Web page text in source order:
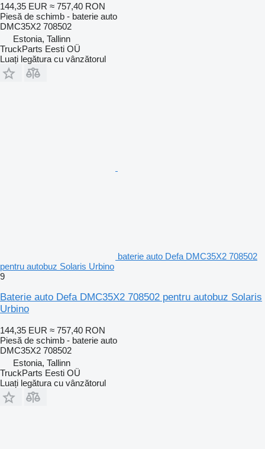
144,35 EUR ≈ 757,40 RON
Piesă de schimb - baterie auto
DMC35X2 708502
Estonia, Tallinn
TruckParts Eesti OÜ
Luați legătura cu vânzătorul
baterie auto Defa DMC35X2 708502
pentru autobuz Solaris Urbino
9
Baterie auto Defa DMC35X2 708502 pentru autobuz Solaris
Urbino
144,35 EUR ≈ 757,40 RON
Piesă de schimb - baterie auto
DMC35X2 708502
Estonia, Tallinn
TruckParts Eesti OÜ
Luați legătura cu vânzătorul